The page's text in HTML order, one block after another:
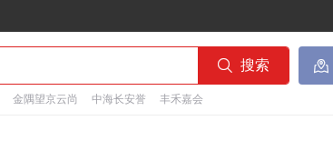
 搜索 
金隅望京云尚 中海长安誉 丰禾嘉会